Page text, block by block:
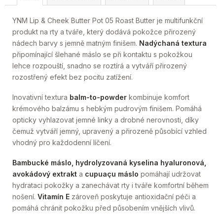
YNM Lip & Cheek Butter Pot 05 Roast Butter je multifunkční
produkt na rty a tváře, který dodává pokožce přirozený
nádech barvy s jemně matným finišem. Nadýchaná textura
připomínající šlehané máslo se při kontaktu s pokožkou
lehce rozpouští, snadno se roztírá a vytváří přirozený
rozostřený efekt bez pocitu zatížení.
Inovativní textura balm-to-powder kombinuje komfort
krémového balzámu s hebkým pudrovým finišem. Pomáhá
opticky vyhlazovat jemné linky a drobné nerovnosti, díky
čemuž vytváří jemný, upravený a přirozeně působící vzhled
vhodný pro každodenní líčení.
Bambucké máslo, hydrolyzovaná kyselina hyaluronová,
avokádový extrakt a cupuaçu máslo pomáhají udržovat
hydrataci pokožky a zanechávat rty i tváře komfortní během
nošení. Vitamín E zároveň poskytuje antioxidační péči a
pomáhá chránit pokožku před působením vnějších vlivů.